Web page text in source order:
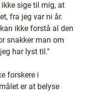
sige til mig, at
fra jeg var ni år.
ikke forstå al den
snakker man om
har lyst til.''
forskere i
er at belyse